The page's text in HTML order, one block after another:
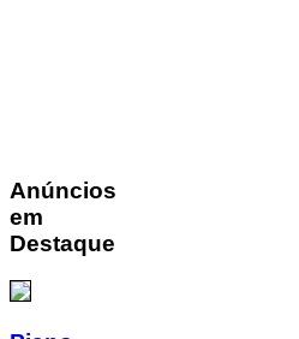
Anúncios
em
Destaque